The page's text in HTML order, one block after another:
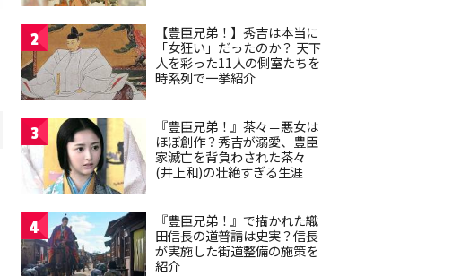
2
【豊臣兄弟！】秀吉は本当に
「女狂い」だったのか？ 天下
人を彩った11人の側室たちを
時系列で一挙紹介
3
『豊臣兄弟！』茶々＝悪女は
ほぼ創作？秀吉が溺愛、豊臣
家滅亡を背負わされた茶々
(井上和)の壮絶すぎる生涯
4
『豊臣兄弟！』で描かれた織
田信長の道普請は史実？信長
が実施した街道整備の施策を
紹介